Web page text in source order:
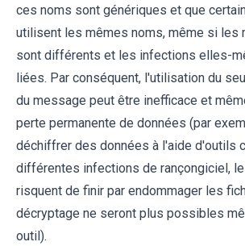
ces noms sont génériques et que
utilisent les mêmes noms, même si les
sont différents et les infections elles-
liées. Par conséquent, l'utilisation du
du message peut être inefficace et
perte permanente de données (par
déchiffrer des données à l'aide d'outils
différentes infections de rançongiciel,
risquent de finir par endommager les
décryptage ne seront plus possibles
outil).